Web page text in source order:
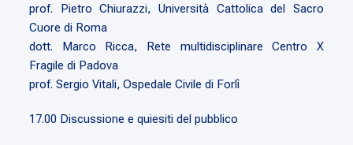
prof. Pietro Chiurazzi, Università Cattolica del Sacro
Cuore di Roma
dott. Marco Ricca, Rete multidisciplinare Centro X
Fragile di Padova
prof. Sergio Vitali, Ospedale Civile di Forlì
17.00 Discussione e quiesiti del pubblico